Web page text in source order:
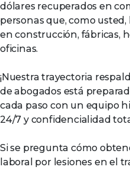
dólares recuperados en
personas que, como
en construcción, fábricas,
oficinas.
¡Nuestra trayectoria
de abogados está
cada paso con un equipo
24/7 y confidencialidad
Si se pregunta cómo
laboral por lesiones en el